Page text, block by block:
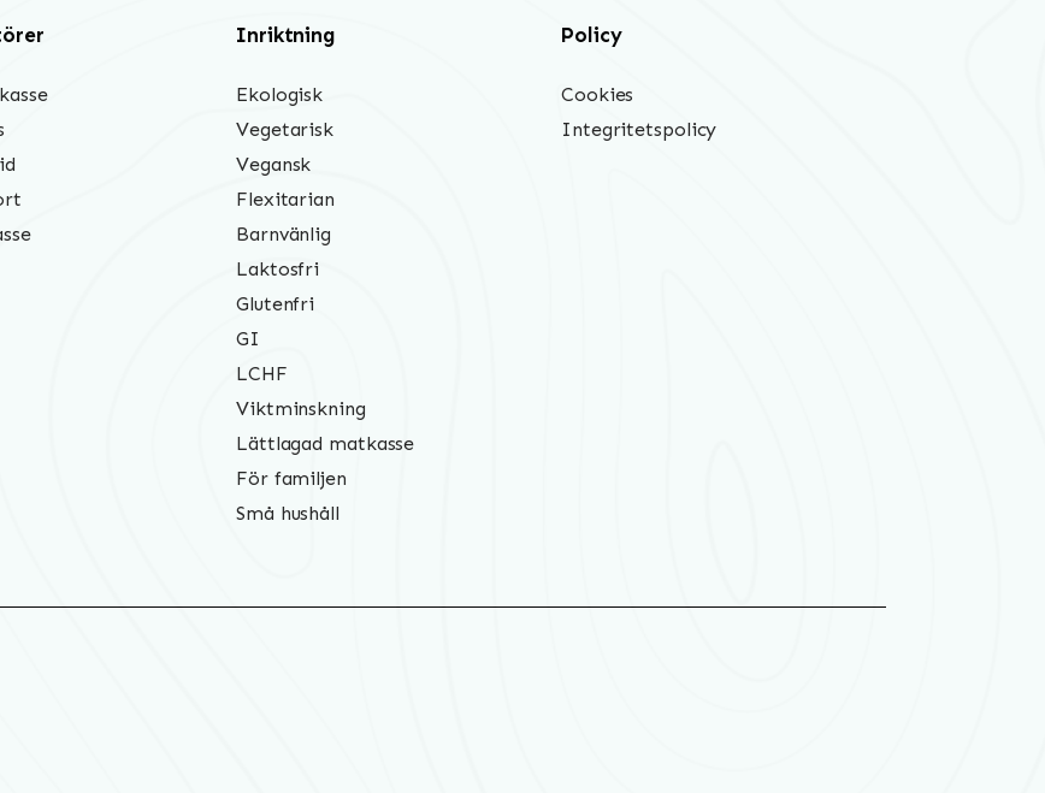
Inriktning
Ekologisk
Vegetarisk
Vegansk
Flexitarian
Barnvänlig
Laktosfri
Glutenfri
GI
LCHF
Viktminskning
Lättlagad matkasse
För familjen
Små hushåll
Policy
Cookies
Integritetspolicy